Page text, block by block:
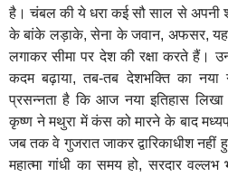
है। चंबल की ये धरा कई सौ साल से अपनी
के बांके लड़ाके, सेना के जवान, अफसर,
लगाकर सीमा पर देश की रक्षा करते हैं।
कदम बढ़ाया, तब-तब देशभक्ति का
प्रसन्नता है कि आज नया इतिहास
कृष्ण ने मथुरा में कंस को मारने के बाद
जब तक वे गुजरात जाकर द्वारिकाधीश
महात्मा गांधी का समय हो, सरदार